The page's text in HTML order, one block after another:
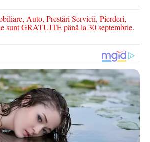
Auto, Prestări Servicii, Pierderi,
sunt GRATUITE până la 30 septembrie.